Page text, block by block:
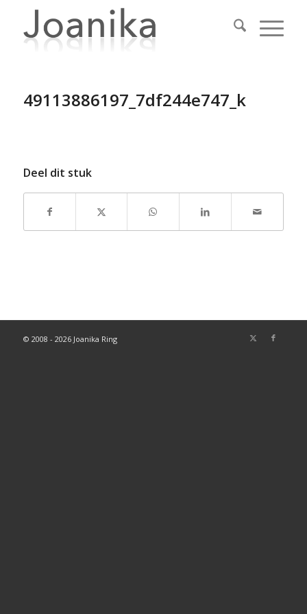
49113886197_7df244e747_k
Deel dit stuk
© 2008 - 2026 Joanika Ring